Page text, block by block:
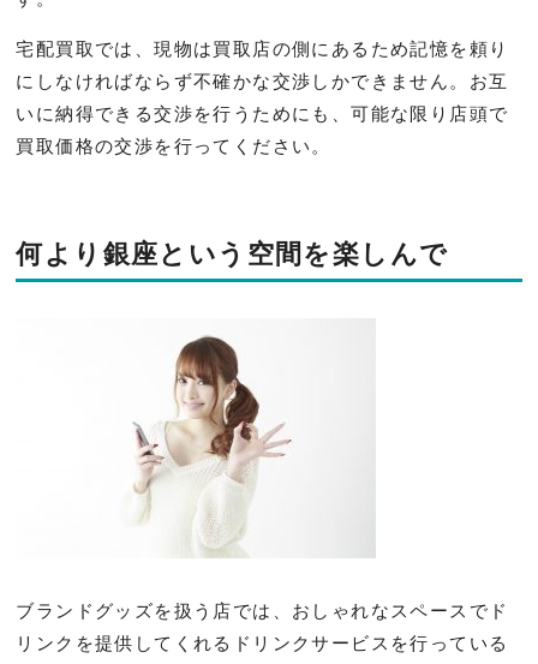
宅配買取では、現物は買取店の側にあるため記憶を頼り
にしなければならず不確かな交渉しかできません。お互
いに納得できる交渉を行うためにも、可能な限り店頭で
買取価格の交渉を行ってください。
何より銀座という空間を楽しんで
ブランドグッズを扱う店では、おしゃれなスペースでド
リンクを提供してくれるドリンクサービスを行っている